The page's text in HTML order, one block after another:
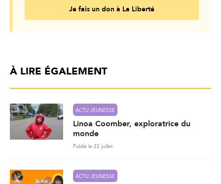
Je fais un don à La Liberté
À LIRE ÉGALEMENT
ACTU JEUNESSE
Linoa Coomber, exploratrice du
monde
Publié le 22 juillet
ACTU JEUNESSE